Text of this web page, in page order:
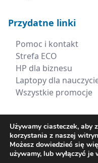
Przydatne linki
Pomoc i kontakt
Strefa ECO
HP dla biznesu
Laptopy dla
Wszystkie promocje
Kontakt
+48 660 538 617
sklep@xerima.com.pl
Używamy ciasteczek, aby
korzystania z naszej
Możesz dowiedzieć się
używamy, lub wyłączyć je